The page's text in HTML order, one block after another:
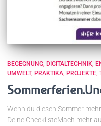
BEGEGNUNG DIGITALTECHNIK
UMWELT PRAKTIKA PROJEKTE
Wenn du diesen Sommer
Deine ChecklisteMach mehr